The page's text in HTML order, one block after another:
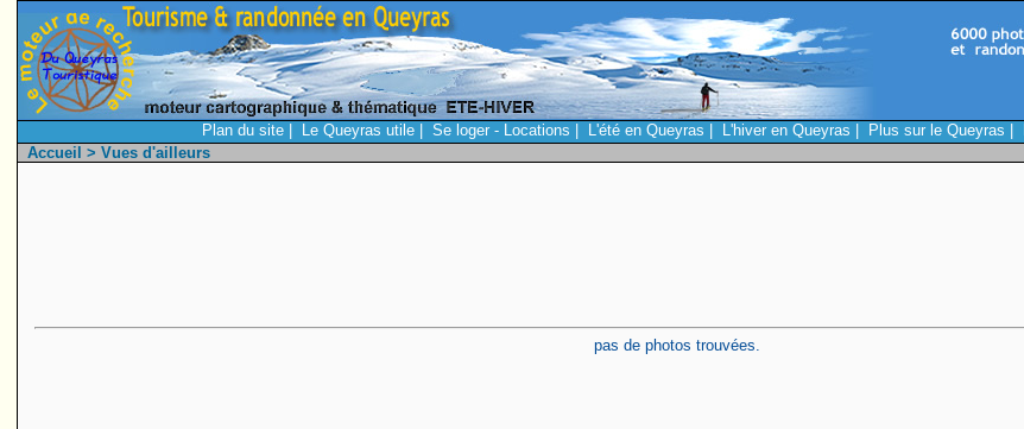
Plan du site| Le Queyras utile| Se loger - Locations L'été en Queyras L'hiver en Queyras Plus sur le Queyras
Accueil > Vues d'ailleurs
pas de photos trouvées.